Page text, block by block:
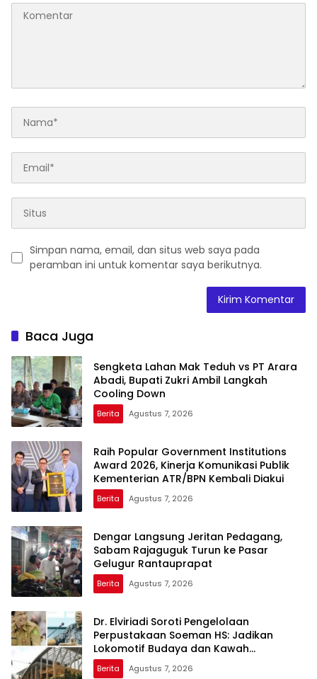
Simpan nama, email, dan situs web saya pada
peramban ini untuk komentar saya berikutnya.
Baca Juga
Sengketa Lahan Mak Teduh vs PT Arara
Abadi, Bupati Zukri Ambil Langkah
Cooling Down
Berita Agustus 7, 2026
Raih Popular Government Institutions
Award 2026, Kinerja Komunikasi Publik
Kementerian ATR/BPN Kembali Diakui
Berita Agustus 7, 2026
Dengar Langsung Jeritan Pedagang,
Sabam Rajaguguk Turun ke Pasar
Gelugur Rantauprapat
Berita Agustus 7, 2026
Dr. Elviriadi Soroti Pengelolaan
Perpustakaan Soeman HS: Jadikan
Lokomotif Budaya dan Kawah
Candradimuka Intelektual
Berita Agustus 7, 2026